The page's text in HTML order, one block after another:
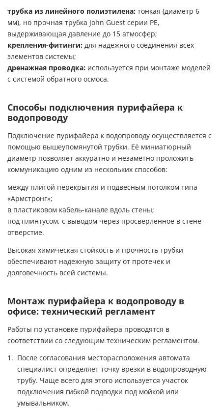
трубка из линейного полиэтилена: тонкая (диаметр 6
мм), но прочная трубка John Guest серии PE,
выдерживающая давление до 15 атмосфер;
крепления-фитинги: для надежного соединения всех
элементов системы;
дренажная проводка: используется при монтаже моделей
с системой обратного осмоса.
Способы подключения пурифайера к
водопроводу
Подключение пурифайера к водопроводу осуществляется с
помощью вышеупомянутой трубки. Её миниатюрный
диаметр позволяет аккуратно и незаметно проложить
коммуникацию одним из нескольких способов:
между плитой перекрытия и подвесным потолком типа
«Армстронг»;
в пластиковом кабель-канале вдоль стены;
под плинтусом, с выводом через просверленное в стене
отверстие.
Высокая химическая стойкость и прочность трубки
обеспечивают надежную защиту от протечек и
долговечность всей системы.
Монтаж пурифайера к водопроводу в
офисе: технический регламент
Работы по установке пурифайера проводятся в
соответствии со следующим техническим регламентом.
После согласования месторасположения автомата
специалист определяет точку врезки в водопроводную
трубу. Чаще всего для этого используется участок
подключения гибкой подводки под мойкой или
умывальником.